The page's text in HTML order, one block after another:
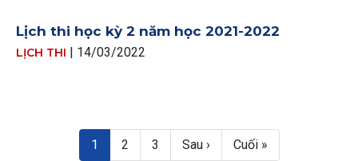
Lịch thi học kỳ 2 năm học 2021-2022
LỊCH THI | 14/03/2022
Trang hiện thời
1 Trang
2 Trang
3 Next page
Sau › Last page
Cuối »